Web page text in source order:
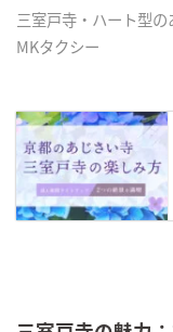
三室戸寺・ハート型
MKタクシー